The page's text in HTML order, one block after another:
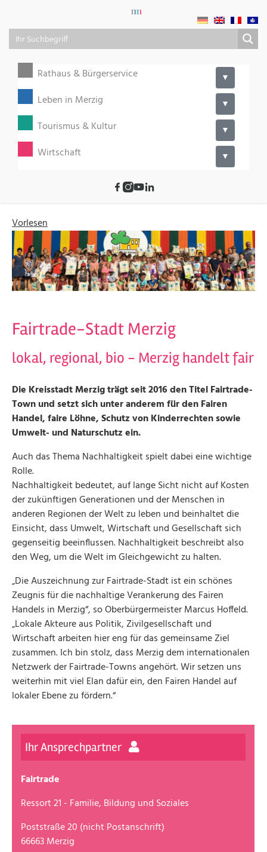
Rathaus & Bürgerservice ▼
Leben in Merzig ▼
Tourismus & Kultur ▼
Wirtschaft ▼
Vorlesen
Fairtrade-Stadt Merzig
lokal, regional, bio - Merzig handelt fair
Die Kreisstadt Merzig trägt seit 2016 den Titel Fairtrade-
Town und setzt sich unter anderem für den Fairen
Handel, faire Löhne, Schutz von Kinderrechten sowie
Umwelt- und Naturschutz ein.
Auch das Thema Nachhaltigkeit spielt dabei eine wichtige
Rolle.
Nachhaltigkeit bedeutet, auf lange Sicht nicht auf Kosten
der zukünftigen Generationen und der Menschen in
anderen Regionen der Welt zu leben und beinhaltet die
Einsicht, dass Umwelt, Wirtschaft und Gesellschaft sich
gegenseitig beeinflussen. Nachhaltigkeit beschreibt also
den Weg, um die Welt im Gleichgewicht zu halten.
„Die Auszeichnung zur Fairtrade-Stadt ist ein schönes
Zeugnis für die nachhaltige Verankerung des Fairen
Handels in Merzig“, so Oberbürgermeister Marcus Hoffeld.
„Lokale Akteure aus Politik, Zivilgesellschaft und
Wirtschaft arbeiten hier eng für das gemeinsame Ziel
zusammen. Ich bin stolz, dass Merzig dem internationalen
Netzwerk der Fairtrade-Towns angehört. Wir setzen uns
weiterhin mit viel Elan dafür ein, den Fairen Handel auf
lokaler Ebene zu fördern.“
Ihr Ansprechpartner
Fairtrade
Ressort 21 - Familie, Bildung und Soziales
Poststraße 20 (nicht Postanschrift)
66663 Merzig